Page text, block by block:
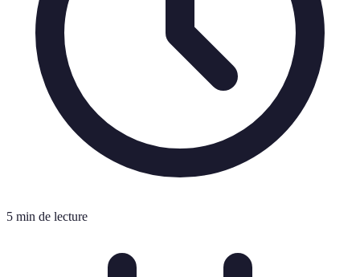
5 min de lecture